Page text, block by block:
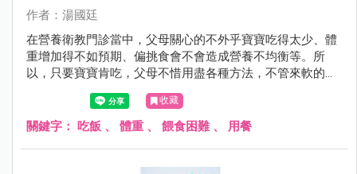
作者：湯國廷
在營養衛教門診當中，父母關心的不外乎寶寶吃得太少、體
重增加得不如預期、偏挑食會不會造成營養不均衡等。所
以，只要寶寶肯吃，父母不惜用盡各種方法，不管來軟的或
是來硬的，甚至仿效老萊子娛親（只是這回對象是自己寶
寶）。但有些方法可能第一次有效，久了就失效，甚至造成
反效果，看到飯端出來就跑給父母追或緊閉雙唇。
收藏
關鍵字： 吃飯 、 體重 、 餵食困難、 用餐